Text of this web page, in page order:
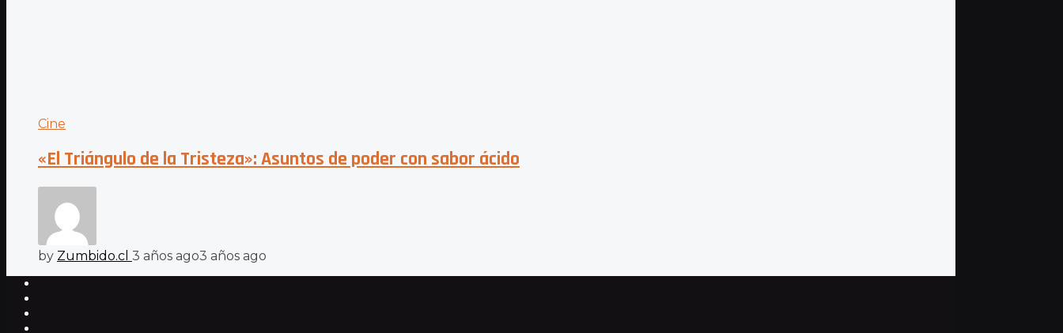
Cine
«El Triángulo de la Tristeza»: Asuntos de poder con sabor ácido
by Zumbido.cl 3 años ago3 años ago